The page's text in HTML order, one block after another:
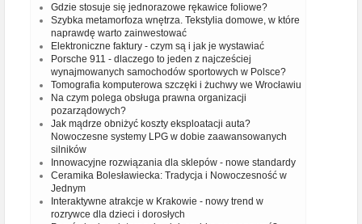
Gdzie stosuje się jednorazowe rękawice foliowe?
Szybka metamorfoza wnętrza. Tekstylia domowe, w które
naprawdę warto zainwestować
Elektroniczne faktury - czym są i jak je wystawiać
Porsche 911 - dlaczego to jeden z najcześciej
wynajmowanych samochodów sportowych w Polsce?
Tomografia komputerowa szczęki i żuchwy we Wrocławiu
Na czym polega obsługa prawna organizacji
pozarządowych?
Jak mądrze obniżyć koszty eksploatacji auta?
Nowoczesne systemy LPG w dobie zaawansowanych
silników
Innowacyjne rozwiązania dla sklepów - nowe standardy
Ceramika Bolesławiecka: Tradycja i Nowoczesność w
Jednym
Interaktywne atrakcje w Krakowie - nowy trend w
rozrywce dla dzieci i dorosłych